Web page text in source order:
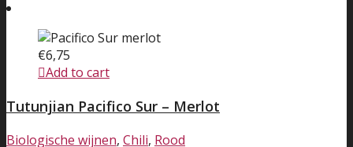
€6,75
Add to cart
Tutunjian Pacifico Sur – Merlot
Biologische wijnen, Chili, Rood